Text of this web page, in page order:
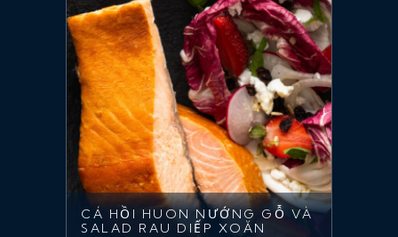
CÁ HỒI HUON NƯỚNG GỖ VÀ
SALAD RAU DIẾP XOĂN